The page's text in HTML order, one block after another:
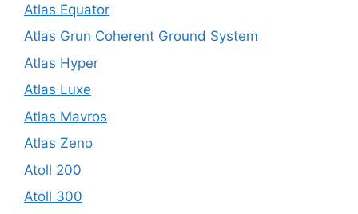
Atlas Equator
Atlas Grun Coherent Ground System
Atlas Hyper
Atlas Luxe
Atlas Mavros
Atlas Zeno
Atoll 200
Atoll 300